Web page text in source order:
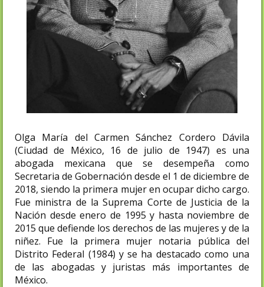
Olga María del Carmen Sánchez Cordero Dávila
(Ciudad de México, 16 de julio de 1947) es una
abogada mexicana que se desempeña como
Secretaria de Gobernación desde el 1 de diciembre de
2018, siendo la primera mujer en ocupar dicho cargo.
Fue ministra de la Suprema Corte de Justicia de la
Nación desde enero de 1995 y hasta noviembre de
2015 que defiende los derechos de las mujeres y de la
niñez. Fue la primera mujer notaria pública del
Distrito Federal (1984) y se ha destacado como una
de las abogadas y juristas más importantes de
México.